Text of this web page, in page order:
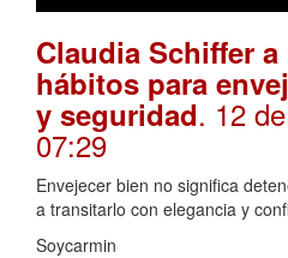
Claudia Schiffer a
hábitos para
y seguridad. 12
07:29
Envejecer bien no significa
a transitarlo con elegancia y
Soycarmin